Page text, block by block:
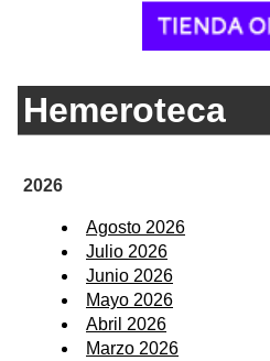
Hemeroteca
2026
Agosto 2026
Julio 2026
Junio 2026
Mayo 2026
Abril 2026
Marzo 2026